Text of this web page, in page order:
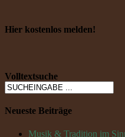
Hier kostenlos melden!
Volltextsuche
Neueste Beiträge
Musik & Tradition im